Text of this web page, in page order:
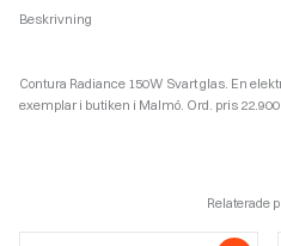
Beskrivning
Contura Radiance 150W Svart glas. En
exemplar i butiken i Malmö. Ord. pris
Relaterade